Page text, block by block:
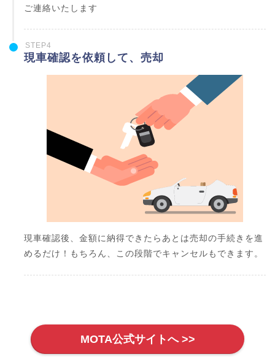
ご連絡いたします
STEP4
現車確認を依頼して、売却
現車確認後、金額に納得できたらあとは売却の手続きを進
めるだけ！もちろん、この段階でキャンセルもできます。
MOTA公式サイトへ >>